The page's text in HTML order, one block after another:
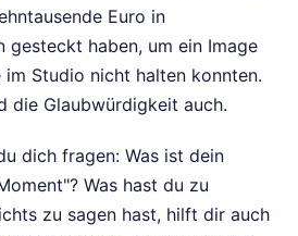
Euro in
gesteckt haben, um ein Image
im Studio nicht halten konnten.
die Glaubwürdigkeit auch.
dich fragen: Was ist dein
Was hast du zu
zu sagen hast, hilft dir auch